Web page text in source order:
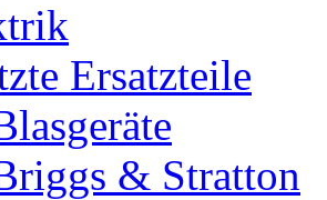
Ersatzteile
& Stratton